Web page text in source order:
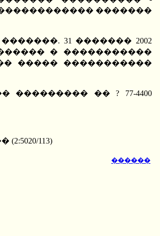
�������
31 ������� 2002
� �����������
����� �����������
��������� �� ? 77-4400
113)
������